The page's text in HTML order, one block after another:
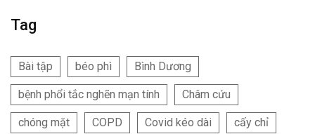
Tag
Bài tập béo phì Bình Dương
bệnh phổi tắc nghẽn mạn tính Châm cứu
chóng mặt COPD Covid kéo dài cấy chỉ